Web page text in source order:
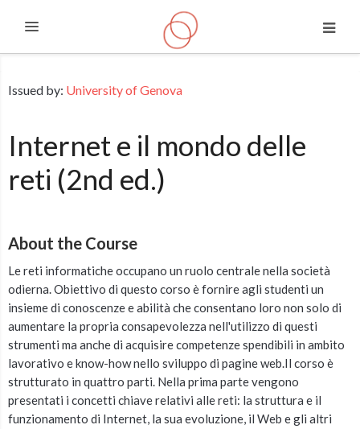
Expand
Issued by: University of Genova
Internet e il mondo delle
reti (2nd ed.)
About the Course
Le reti informatiche occupano un ruolo centrale nella società
odierna. Obiettivo di questo corso è fornire agli studenti un
insieme di conoscenze e abilità che consentano loro non solo di
aumentare la propria consapevolezza nell'utilizzo di questi
strumenti ma anche di acquisire competenze spendibili in ambito
lavorativo e know-how nello sviluppo di pagine web.Il corso è
strutturato in quattro parti. Nella prima parte vengono
presentati i concetti chiave relativi alle reti: la struttura e il
funzionamento di Internet, la sua evoluzione, il Web e gli altri